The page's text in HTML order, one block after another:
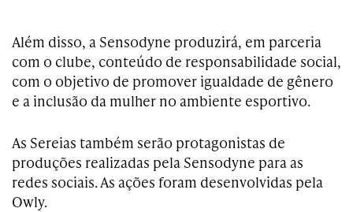
Além disso, a Sensodyne produzirá, em parceria
com o clube, conteúdo de responsabilidade social,
com o objetivo de promover igualdade de gênero
e a inclusão da mulher no ambiente esportivo.
As Sereias também serão protagonistas de
produções realizadas pela Sensodyne para as
redes sociais. As ações foram desenvolvidas pela
Owly.